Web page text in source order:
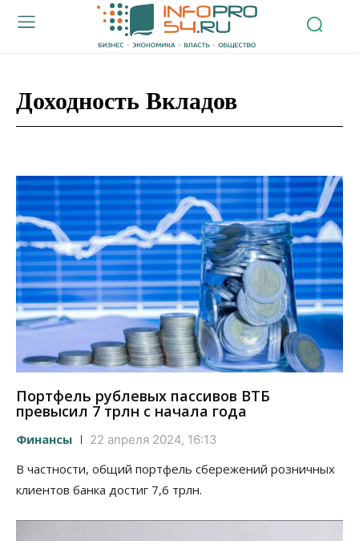
Доходность Вкладов
Портфель рублевых пассивов ВТБ
превысил 7 трлн с начала года
Финансы 22 апреля 2024, 16:13
В частности, общий портфель сбережений розничных
клиентов банка достиг 7,6 трлн.